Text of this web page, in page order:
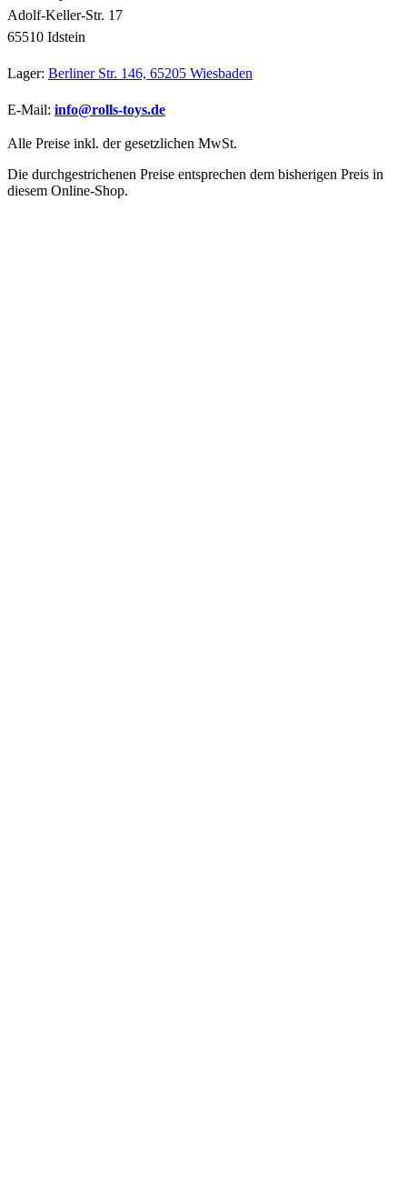
Adolf-Keller-Str. 17
65510 Idstein
Lager: Berliner Str. 146, 65205 Wiesbaden
E-Mail: info@rolls-toys.de
Alle Preise inkl. der gesetzlichen MwSt.
Die durchgestrichenen Preise entsprechen dem bisherigen Preis in
diesem Online-Shop.